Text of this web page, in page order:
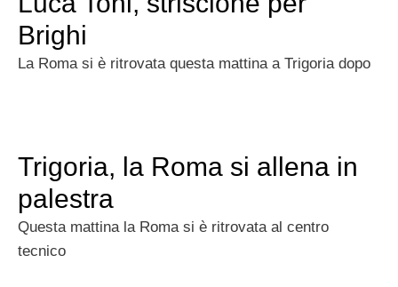
Brighi
La Roma si è ritrovata questa mattina a Trigoria dopo
Trigoria, la Roma si allena in
palestra
Questa mattina la Roma si è ritrovata al centro
tecnico